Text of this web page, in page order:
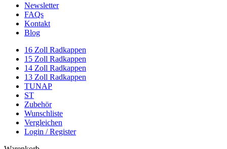
Newsletter
FAQs
Kontakt
Blog
16 Zoll Radkappen
15 Zoll Radkappen
14 Zoll Radkappen
13 Zoll Radkappen
TUNAP
ST
Zubehör
Wunschliste
Vergleichen
Login / Register